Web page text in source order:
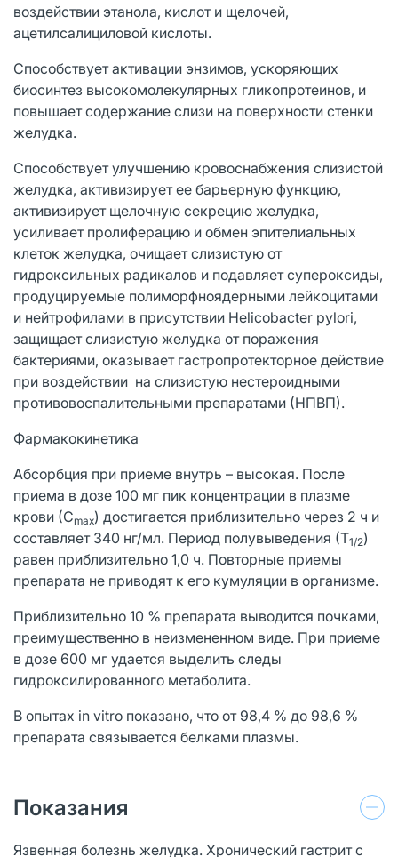
воздействии этанола, кислот и щелочей,
ацетилсалициловой кислоты.
Способствует активации энзимов, ускоряющих
биосинтез высокомолекулярных гликопротеинов, и
повышает содержание слизи на поверхности стенки
желудка.
Способствует улучшению кровоснабжения слизистой
желудка, активизирует ее барьерную функцию,
активизирует щелочную секрецию желудка,
усиливает пролиферацию и обмен эпителиальных
клеток желудка, очищает слизистую от
гидроксильных радикалов и подавляет супероксиды,
продуцируемые полиморфноядерными лейкоцитами
и нейтрофилами в присутствии Helicobacter pylori,
защищает слизистую желудка от поражения
бактериями, оказывает гастропротекторное действие
при воздействии на слизистую нестероидными
противовоспалительными препаратами (НПВП).
Фармакокинетика
Абсорбция при приеме внутрь – высокая. После
приема в дозе 100 мг пик концентрации в плазме
крови (Сmax) достигается приблизительно через 2 ч и
составляет 340 нг/мл. Период полувыведения (Т1/2)
равен приблизительно 1,0 ч. Повторные приемы
препарата не приводят к его кумуляции в организме.
Приблизительно 10 % препарата выводится почками,
преимущественно в неизмененном виде. При приеме
в дозе 600 мг удается выделить следы
гидроксилированного метаболита.
В опытах in vitro показано, что от 98,4 % до 98,6 %
препарата связывается белками плазмы.
Показания
Язвенная болезнь желудка. Хронический гастрит с